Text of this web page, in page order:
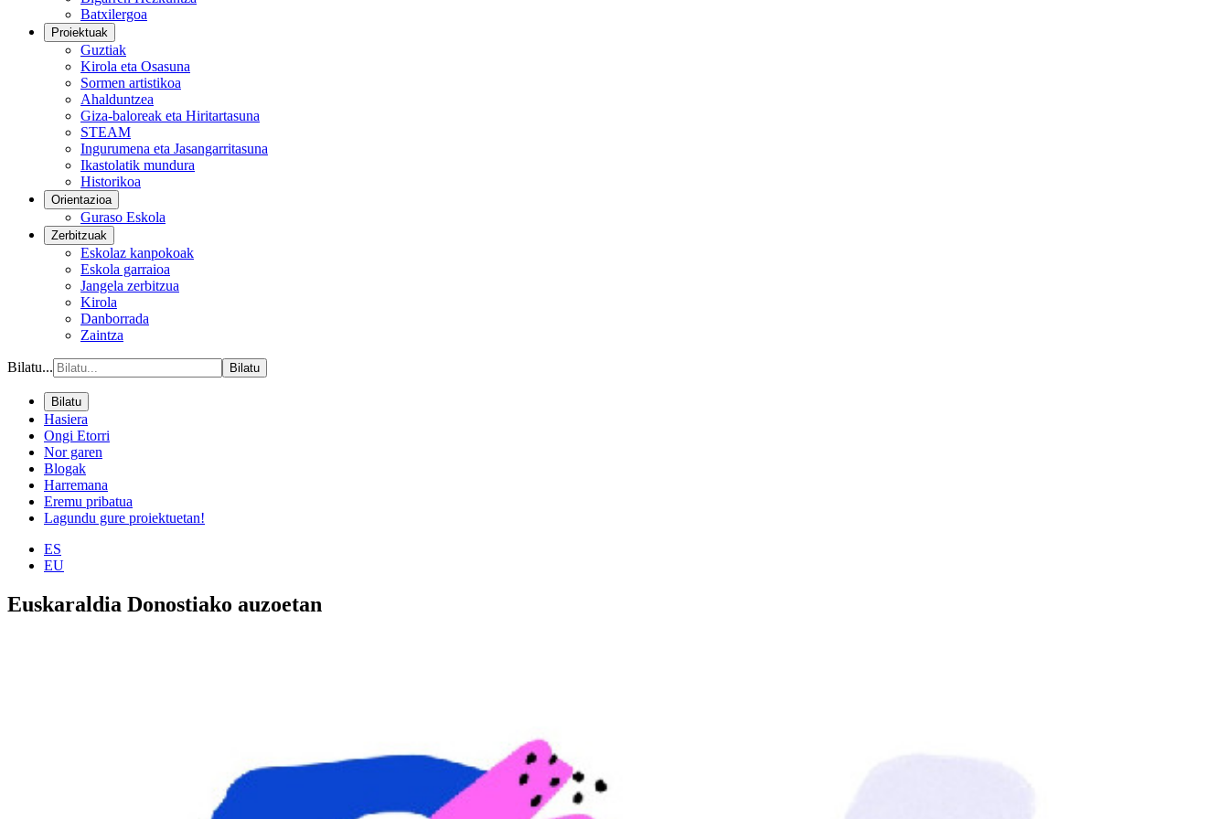
Batxilergoa
Proiektuak
Guztiak
Kirola eta Osasuna
Sormen artistikoa
Ahalduntzea
Giza-baloreak eta Hiritartasuna
STEAM
Ingurumena eta Jasangarritasuna
Ikastolatik mundura
Historikoa
Orientazioa
Guraso Eskola
Zerbitzuak
Eskolaz kanpokoak
Eskola garraioa
Jangela zerbitzua
Kirola
Danborrada
Zaintza
Bilatu... Bilatu
Bilatu
Hasiera
Ongi Etorri
Nor garen
Blogak
Harremana
Eremu pribatua
Lagundu gure proiektuetan!
ES
EU
Euskaraldia Donostiako auzoetan